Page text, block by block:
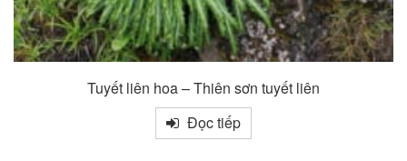
Tuyết liên hoa – Thiên sơn tuyết liên
Đọc tiếp